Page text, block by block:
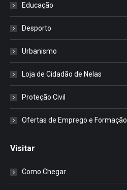
Educação
Desporto
Urbanismo
Loja de Cidadão de Nelas
Proteção Civil
Ofertas de Emprego e Formação
Visitar
Como Chegar